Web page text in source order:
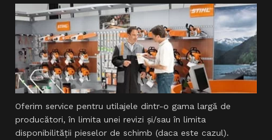
Oferim service pentru utilajele dintr-o gama largă de
producători, în limita unei revizi şi/sau în limita
disponibilităţii pieselor de schimb (daca este cazul).